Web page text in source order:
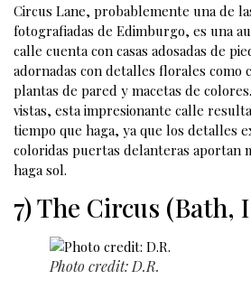
Circus Lane, probablemente una de
fotografiadas de Edimburgo, es una
calle cuenta con casas adosadas de
adornadas con detalles florales como
plantas de pared y macetas de
vistas, esta impresionante calle
tiempo que haga, ya que los detalles
coloridas puertas delanteras aportan
haga sol.
7) The Circus (Bath,
Photo credit: D.R.